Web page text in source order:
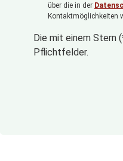
über die in der
Kontaktmöglichkeiten
Die mit einem Stern
Pflichtfelder.